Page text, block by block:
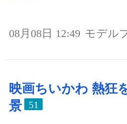
08月08日 12:49 モデル
映画ちいかわ 熱狂
景
51